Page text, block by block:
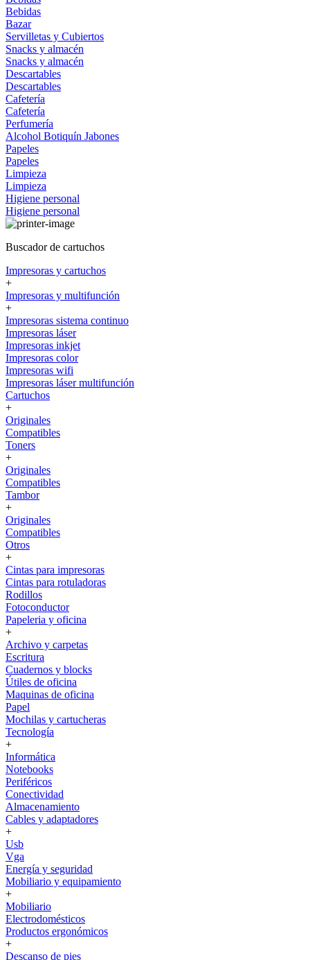
Bebidas
Bazar
Servilletas y Cubiertos
Snacks y almacén
Snacks y almacén
Descartables
Descartables
Cafetería
Cafetería
Perfumería
Alcohol Botiquín Jabones
Papeles
Papeles
Limpieza
Limpieza
Higiene personal
Higiene personal
Buscador de cartuchos
Impresoras y cartuchos
+
Impresoras y multifunción
+
Impresoras sistema continuo
Impresoras láser
Impresoras inkjet
Impresoras color
Impresoras wifi
Impresoras láser multifunción
Cartuchos
+
Originales
Compatibles
Toners
+
Originales
Compatibles
Tambor
+
Originales
Compatibles
Otros
+
Cintas para impresoras
Cintas para rotuladoras
Rodillos
Fotoconductor
Papeleria y oficina
+
Archivo y carpetas
Escritura
Cuadernos y blocks
Útiles de oficina
Maquinas de oficina
Papel
Mochilas y cartucheras
Tecnología
+
Informática
Notebooks
Periféricos
Conectividad
Almacenamiento
Cables y adaptadores
+
Usb
Vga
Energía y seguridad
Mobiliario y equipamiento
+
Mobiliario
Electrodomésticos
Productos ergonómicos
+
Descanso de pies